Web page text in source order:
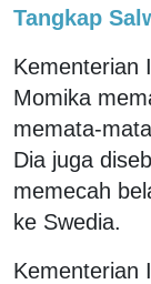
Tangkap
Kementerian
Momika
memata-
Dia juga
memecah
ke Swedia.
Kementerian